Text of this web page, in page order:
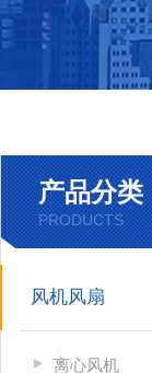
产品分类
PRODUCTS
风机风扇
离心风机